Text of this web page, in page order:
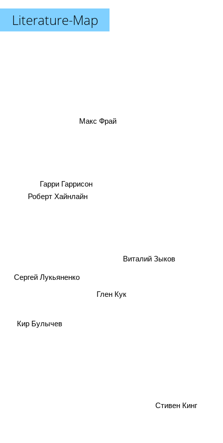
Literature-Map
Глен Кук
Макс Фрай
Гарри Гаррисон
Роберт Хайнлайн
Сергей Лукьяненко
Кир Булычев
Стивен Кинг